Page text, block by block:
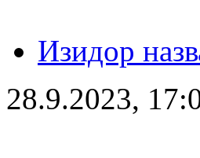
Изидор
28.9.2023,